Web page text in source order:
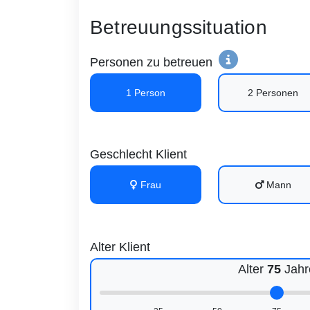
Betreuungssituation
Personen zu betreuen
1 Person 2 Personen
Geschlecht Klient
Frau Mann
Alter Klient
Alter 75